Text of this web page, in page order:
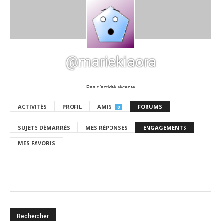
@mariekiaora
Pas d’activité récente
ACTIVITÉS PROFIL AMIS 0 FORUMS
SUJETS DÉMARRÉS MES RÉPONSES ENGAGEMENTS
MES FAVORIS